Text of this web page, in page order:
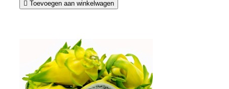
 Toevoegen aan winkelwagen